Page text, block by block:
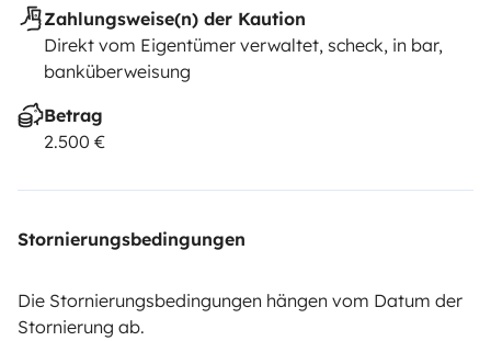
Zahlungsweise(n) der Kaution
Direkt vom Eigentümer verwaltet, scheck, in bar,
banküberweisung
Betrag
2.500 €
Stornierungsbedingungen
Die Stornierungsbedingungen hängen vom Datum der
Stornierung ab.